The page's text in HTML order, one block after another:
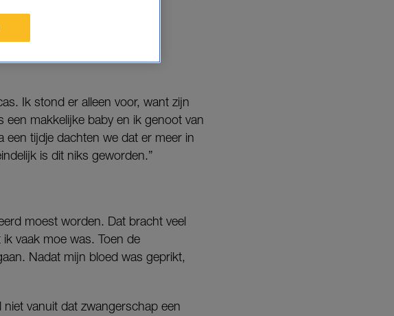
Ik stond er alleen voor, want zijn
een makkelijke baby en ik genoot van
tijdje dachten we dat er meer in
is dit niks geworden.”
moest worden. Dat bracht veel
vaak moe was. Toen de
Nadat mijn bloed was geprikt,
vanuit dat zwangerschap een